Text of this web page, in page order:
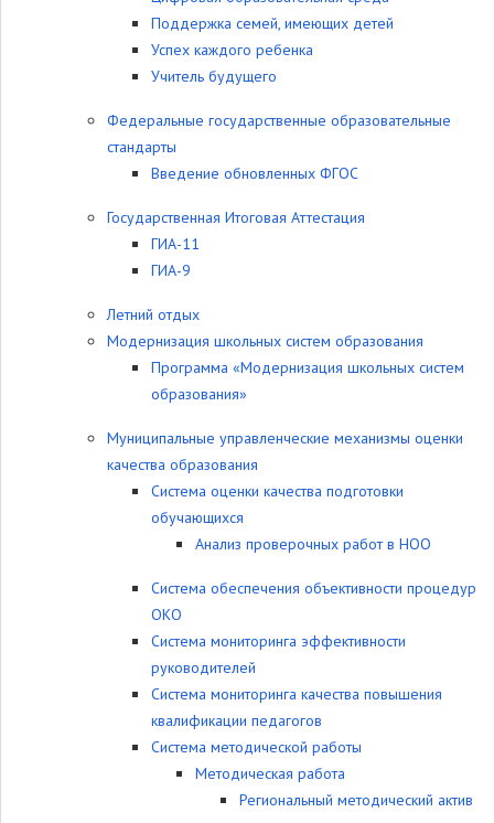
Поддержка семей, имеющих детей
Успех каждого ребенка
Учитель будущего
Федеральные государственные образовательные
стандарты
Введение обновленных ФГОС
Государственная Итоговая Аттестация
ГИА-11
ГИА-9
Летний отдых
Модернизация школьных систем образования
Программа «Модернизация школьных систем
образования»
Муниципальные управленческие механизмы оценки
качества образования
Система оценки качества подготовки
обучающихся
Анализ проверочных работ в НОО
Система обеспечения объективности процедур
ОКО
Система мониторинга эффективности
руководителей
Система мониторинга качества повышения
квалификации педагогов
Система методической работы
Методическая работа
Региональный методический актив